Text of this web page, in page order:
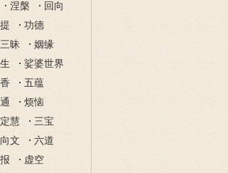
涅槃
回向
功德
三昧
姻缘
娑婆世界
五蕴
烦恼
慧
三宝
文
六道
虚空